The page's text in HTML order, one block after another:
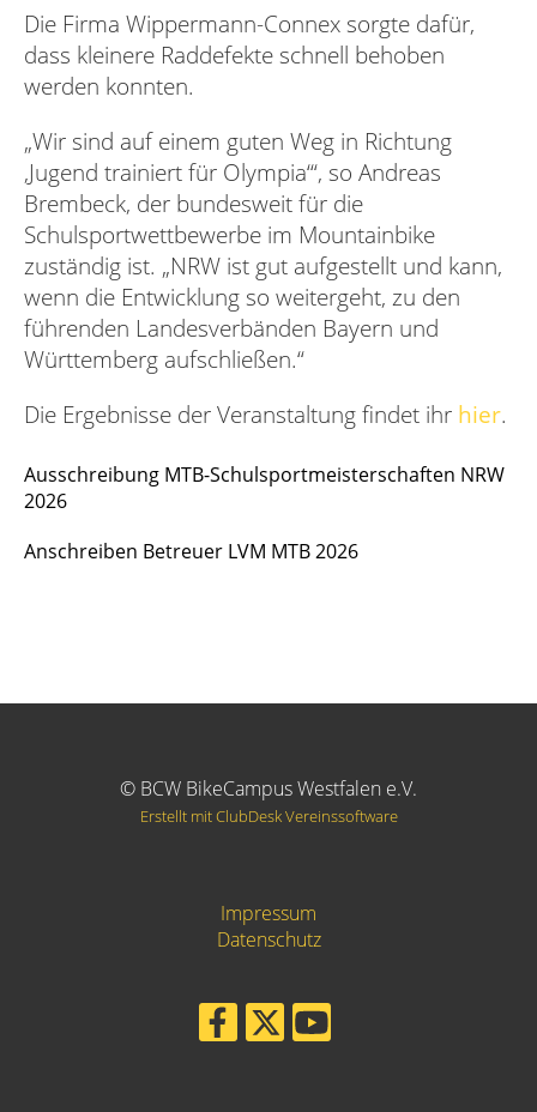
Die Firma Wippermann-Connex sorgte dafür,
dass kleinere Raddefekte schnell behoben
werden konnten.
„Wir sind auf einem guten Weg in Richtung
,Jugend trainiert für Olympia‘“, so Andreas
Brembeck, der bundesweit für die
Schulsportwettbewerbe im Mountainbike
zuständig ist. „NRW ist gut aufgestellt und kann,
wenn die Entwicklung so weitergeht, zu den
führenden Landesverbänden Bayern und
Württemberg aufschließen.“
Die Ergebnisse der Veranstaltung findet ihr hier.
Ausschreibung MTB-Schulsportmeisterschaften NRW
2026
Anschreiben Betreuer LVM MTB 2026
© BCW BikeCampus Westfalen e.V.
Erstellt mit ClubDesk Vereinssoftware
Impressum
Datenschutz